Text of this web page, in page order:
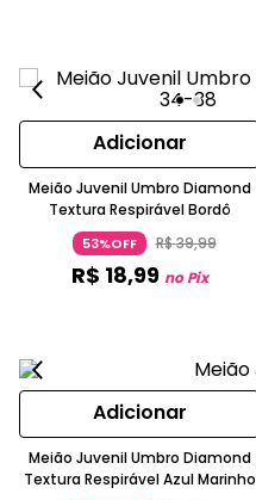
Adicionar
Meião Juvenil Umbro Diamond
Textura Respirável Bordô
53%OFF R$39,99
R$ 18,99 no Pix
Adicionar
Meião Juvenil Umbro Diamond
Textura Respirável Azul Marinho